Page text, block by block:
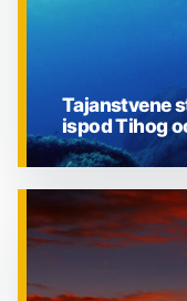
ZNANOST
Tajanstvene
ispod Tihog